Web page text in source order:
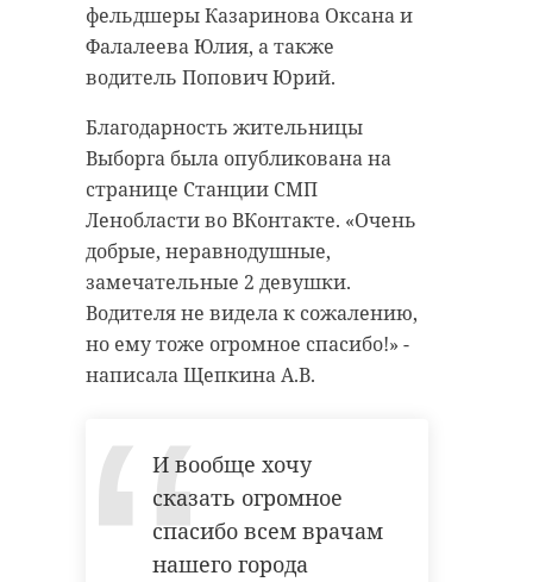
фельдшеры Казаринова Оксана и
Фалалеева Юлия, а также
водитель Попович Юрий.
Благодарность жительницы
Выборга была опубликована на
странице Станции СМП
Ленобласти во ВКонтакте. «Очень
добрые, неравнодушные,
замечательные 2 девушки.
Водителя не видела к сожалению,
но ему тоже огромное спасибо!» -
написала Щепкина А.В.
И вообще хочу
сказать огромное
спасибо всем врачам
нашего города